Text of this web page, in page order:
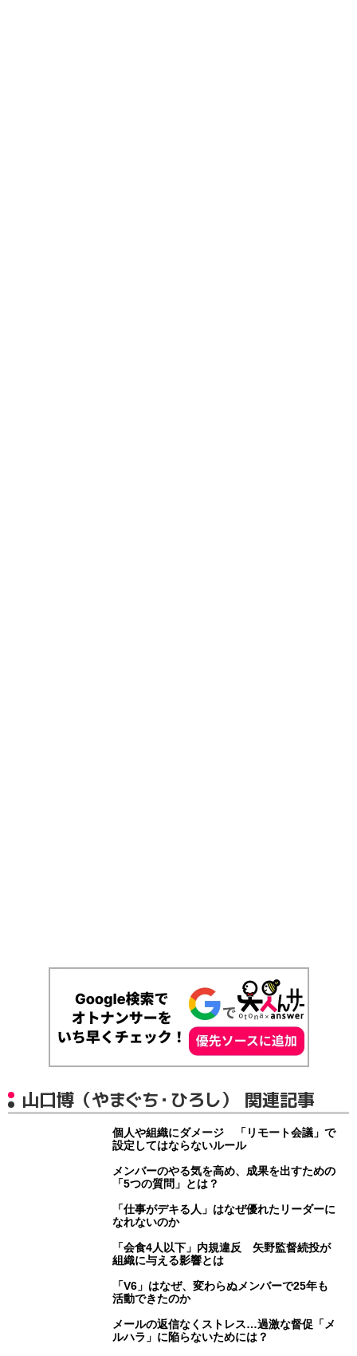
山口博（やまぐち・ひろし） 関連記事
個人や組織にダメージ 「リモート会議」で
設定してはならないルール
メンバーのやる気を高め、成果を出すための
「5つの質問」とは？
「仕事がデキる人」はなぜ優れたリーダーに
なれないのか
「会食4人以下」内規違反 矢野監督続投が
組織に与える影響とは
「V6」はなぜ、変わらぬメンバーで25年も
活動できたのか
メールの返信なくストレス…過激な督促「メ
ルハラ」に陥らないためには？